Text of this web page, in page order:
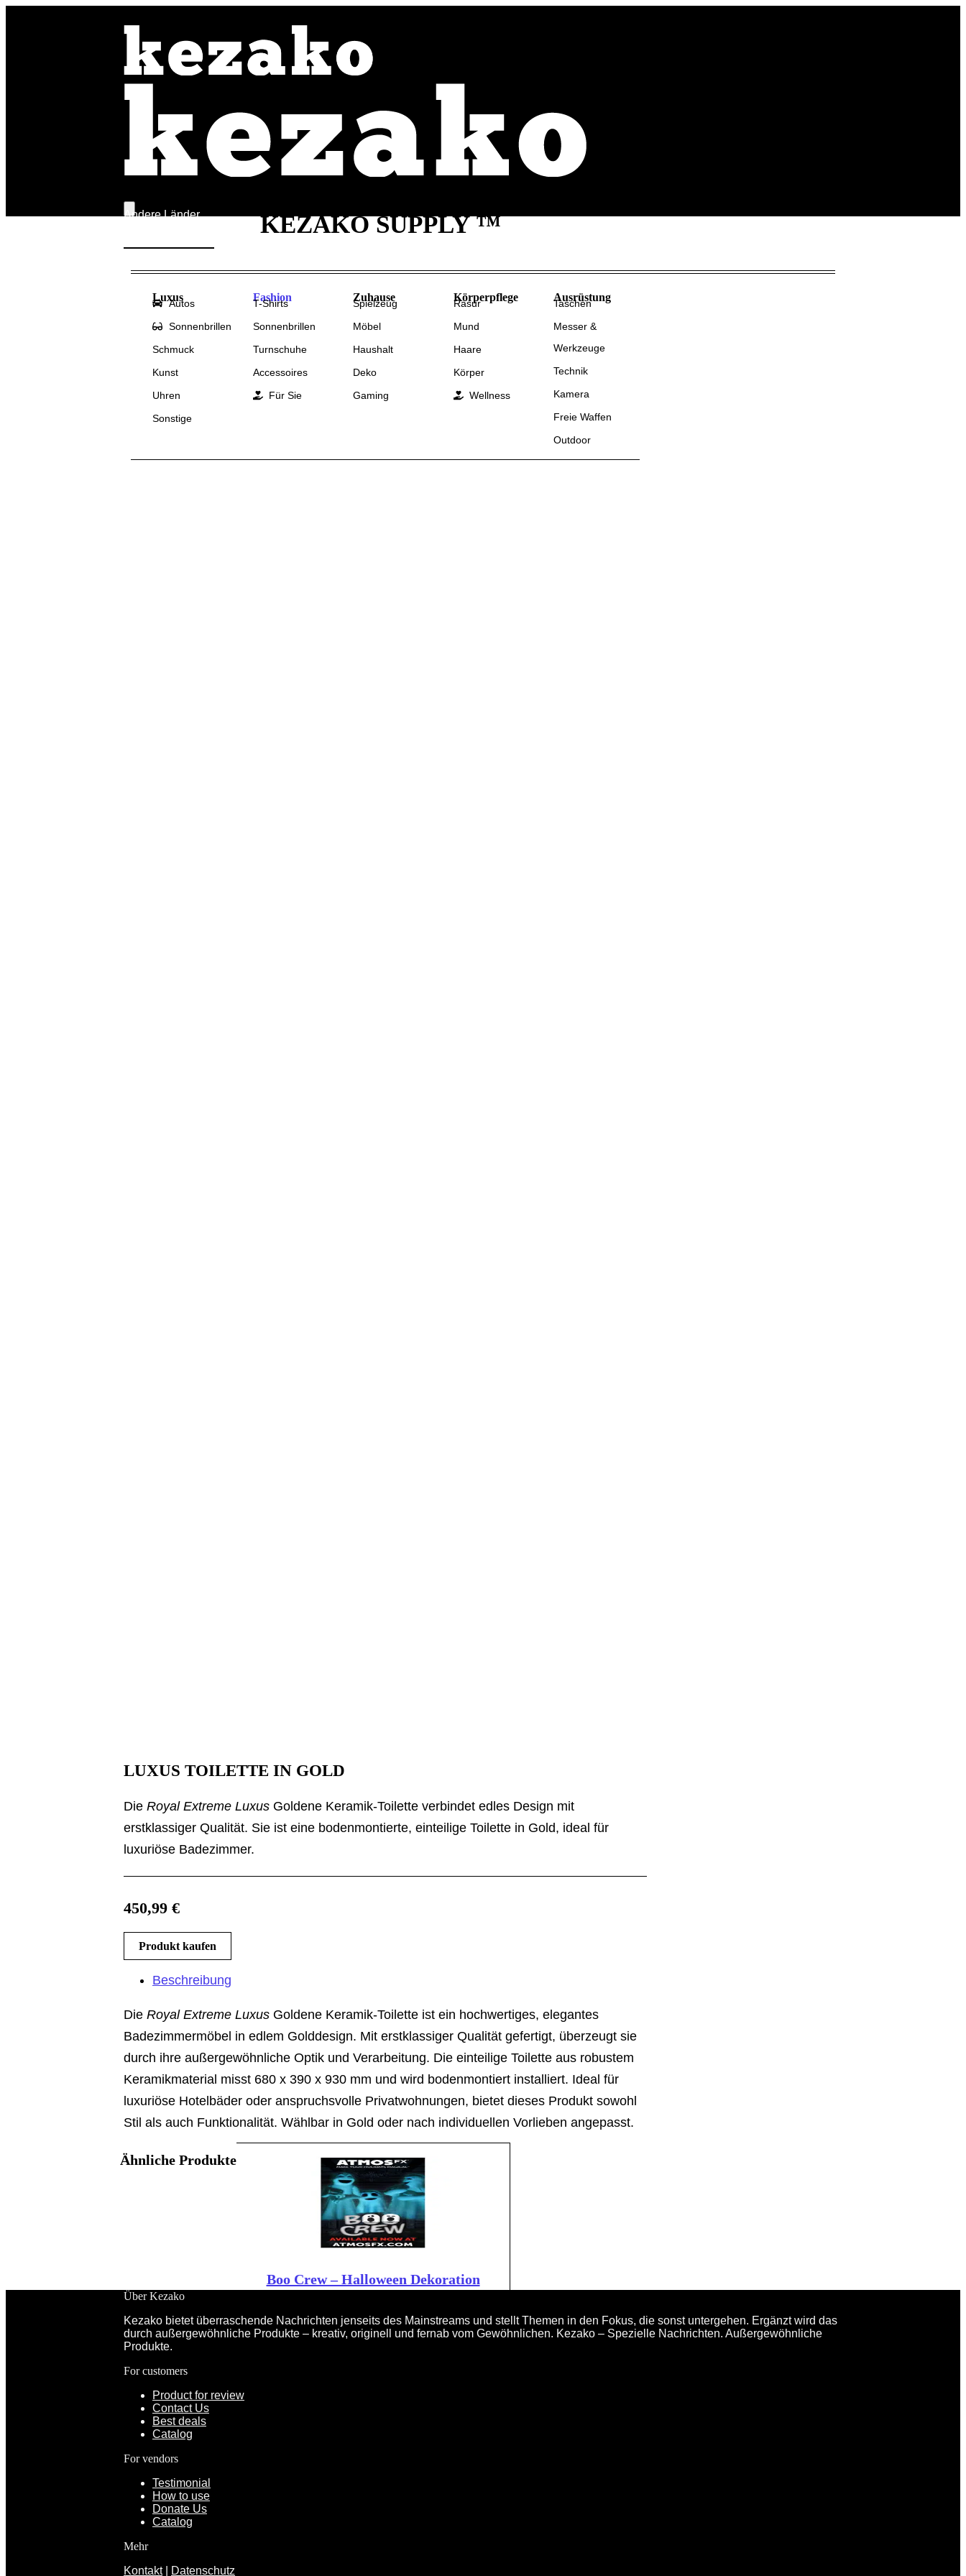
Andere Länder
KEZAKO SUPPLY ™
Luxus
Autos
Sonnenbrillen
Schmuck
Kunst
Uhren
Sonstige
Fashion
T-Shirts
Sonnenbrillen
Turnschuhe
Accessoires
Für Sie
Zuhause
Spielzeug
Möbel
Haushalt
Deko
Gaming
Körperpflege
Rasur
Mund
Haare
Körper
Wellness
Ausrüstung
Taschen
Messer &
Werkzeuge
Technik
Kamera
Freie Waffen
Outdoor
LUXUS TOILETTE IN GOLD
Die Royal Extreme Luxus Goldene Keramik-Toilette verbindet edles Design mit
erstklassiger Qualität. Sie ist eine bodenmontierte, einteilige Toilette in Gold, ideal für
luxuriöse Badezimmer.
450,99 €
Produkt kaufen
Beschreibung
Die Royal Extreme Luxus Goldene Keramik-Toilette ist ein hochwertiges, elegantes
Badezimmermöbel in edlem Golddesign. Mit erstklassiger Qualität gefertigt, überzeugt sie
durch ihre außergewöhnliche Optik und Verarbeitung. Die einteilige Toilette aus robustem
Keramikmaterial misst 680 x 390 x 930 mm und wird bodenmontiert installiert. Ideal für
luxuriöse Hotelbäder oder anspruchsvolle Privatwohnungen, bietet dieses Produkt sowohl
Stil als auch Funktionalität. Wählbar in Gold oder nach individuellen Vorlieben angepasst.
Ähnliche Produkte
Boo Crew – Halloween Dekoration
Über Kezako
Kezako bietet überraschende Nachrichten jenseits des Mainstreams und stellt Themen in den Fokus, die sonst untergehen. Ergänzt wird das
durch außergewöhnliche Produkte – kreativ, originell und fernab vom Gewöhnlichen. Kezako – Spezielle Nachrichten. Außergewöhnliche
Produkte.
For customers
Product for review
Contact Us
Best deals
Catalog
For vendors
Testimonial
How to use
Donate Us
Catalog
Mehr
Kontakt| Datenschutz